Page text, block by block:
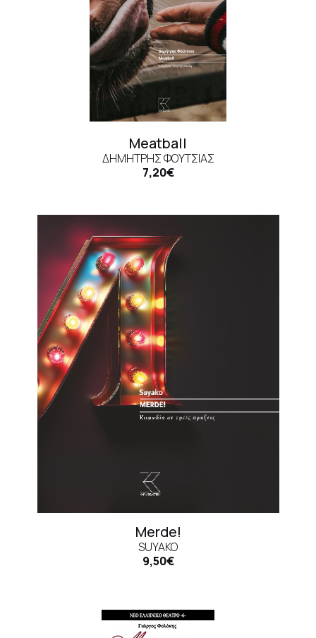
Meatball
ΔΗΜΉΤΡΗΣ ΦΟΎΤΣΙΑΣ
7,20€
Merde!
SUYAKO
9,50€